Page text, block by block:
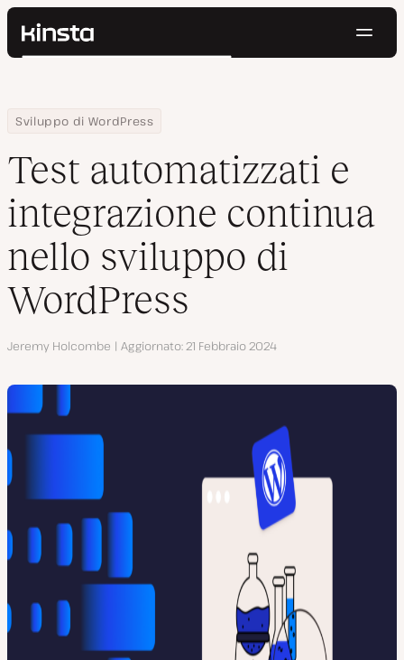
Kinsta®
Prezzi
Contatti
Cerca
Home
Centro Risorse
Blog
Sviluppo di WordPress
Test automatizzati e integrazione continua nello sviluppo di
Test automatizzati e
integrazione continua
nello sviluppo di
WordPress
Autore
Jeremy Holcombe Aggiornato 21 Febbraio 2024